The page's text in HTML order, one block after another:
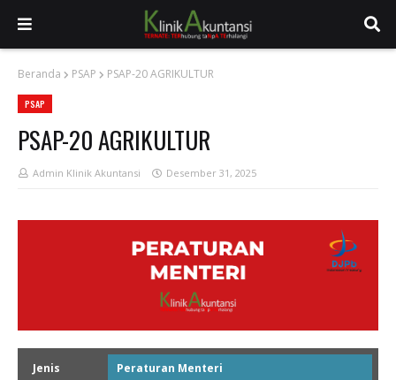
Beranda PSAP PSAP-20 AGRIKULTUR
PSAP
PSAP-20 AGRIKULTUR
Admin Klinik Akuntansi Desember 31, 2025
Jenis Peraturan Menteri